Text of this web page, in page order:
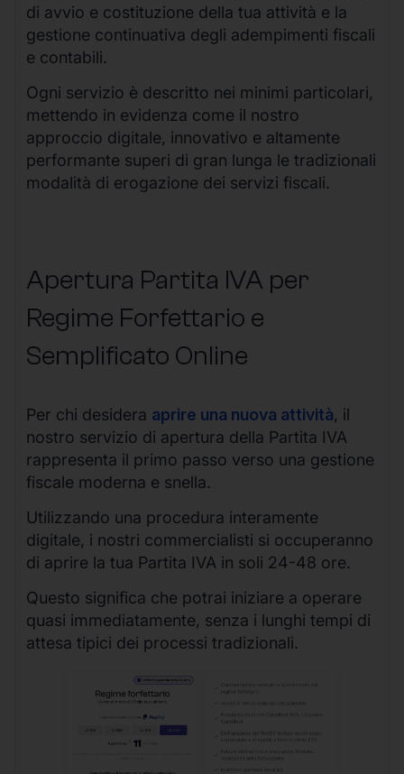
di avvio e costituzione della tua attività e la
gestione continuativa degli adempimenti fiscali
e contabili.
Ogni servizio è descritto nei minimi particolari,
mettendo in evidenza come il nostro
approccio digitale, innovativo e altamente
performante superi di gran lunga le tradizionali
modalità di erogazione dei servizi fiscali.
Apertura Partita IVA per
Regime Forfettario e
Semplificato Online
Per chi desidera aprire una nuova attività, il
nostro servizio di apertura della Partita IVA
rappresenta il primo passo verso una gestione
fiscale moderna e snella.
Utilizzando una procedura interamente
digitale, i nostri commercialisti si occuperanno
di aprire la tua Partita IVA in soli 24-48 ore.
Questo significa che potrai iniziare a operare
quasi immediatamente, senza i lunghi tempi di
attesa tipici dei processi tradizionali.